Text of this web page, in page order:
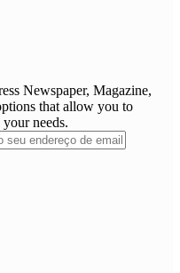
Newspaper, Magazine,
that allow you to
needs.